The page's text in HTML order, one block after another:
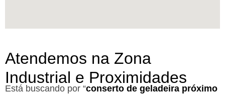
Atendemos na Zona
Industrial e Proximidades
Está buscando por “conserto de geladeira próximo